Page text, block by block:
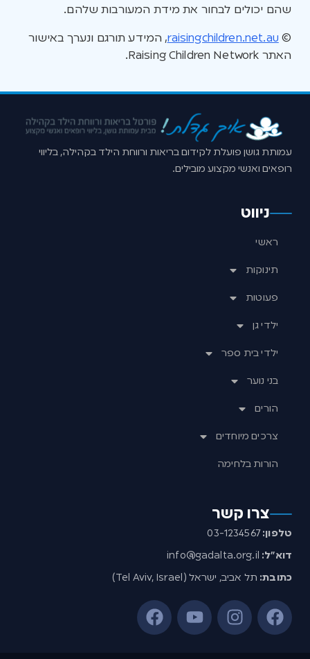
שהם יכולים לבחור את מידת המעורבות שלהם.
©
raisingchildren.net.au, המידע תורגם ונערך באישור
האתר Raising Children Network.
עמותת גושן פועלת לקידום בריאות ורווחת הילד בקהילה, בליווי
רופאים ואנשי מקצוע מובילים.
ניווט
ראשי
תינוקות
פעוטות
ילדי גן
ילדי בית ספר
בני נוער
הורים
צרכים מיוחדים
הורות בלחימה
צרו קשר
טלפון:03-1234567
דוא”ל: info@gadalta.org.il
כתובת: תל אביב, ישראל (Tel Aviv, Israel)